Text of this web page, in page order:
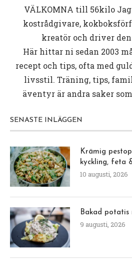
VÄLKOMNA till 56kiloJag
kostrådgivare,
kreatör och driver
Här hittar ni sedan 2003
recept och tips, ofta med
livsstil. Träning, tips,
äventyr är andra saker
SENASTE INLÄGGEN
Krämig
kyckling, feta
10 augusti, 2026
Bakad potatis
9 augusti, 2026